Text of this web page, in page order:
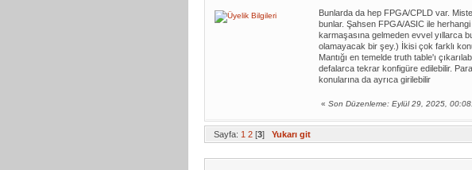
Bunlarda da hep FPGA/CPLD var.
bunlar. Şahsen FPGA/ASIC ile
karmaşasına gelmeden evvel yıllarca
olamayacak bir şey.) İkisi çok farklı
Mantığı en temelde truth table'ı
defalarca tekrar konfigüre edilebilir.
konularına da ayrıca girilebilir
« Son Düzenleme: Eylül 29, 2025,
Sayfa: 1 2 [3] Yukarı git